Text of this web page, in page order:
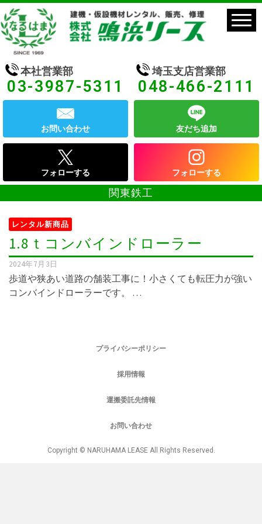
本社営業部
03-3987-5311
埼玉支店営業部
048-466-2111
お問い合わせ 友だち追加
フォローする フォローする
関東鉄工
レンタル新商品
1.8ｔコンバインドローラー
2024年7月3日
歩道や狭あい道路の舗装工事に！小さくても転圧力が強い
コンバインドローラーです。 …
プライバシーポリシー
採用情報
運搬委託先情報
お問い合わせ
Copyright © NARUHAMA LEASE All Rights Reserved.